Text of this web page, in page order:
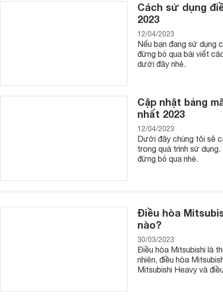
Cách sử dụng
2023
12/04/2023
Nếu bạn đang sử dụng
đừng bỏ qua bài viết
dưới đây nhé.
Cập nhật bảng
nhất 2023
12/04/2023
Dưới đây chúng tôi sẽ
trong quá trình sử
đừng bỏ qua nhé.
Điều hòa
nào?
30/03/2023
Điều hòa Mitsubishi là
nhiên, điều hòa
Mitsubishi Heavy và